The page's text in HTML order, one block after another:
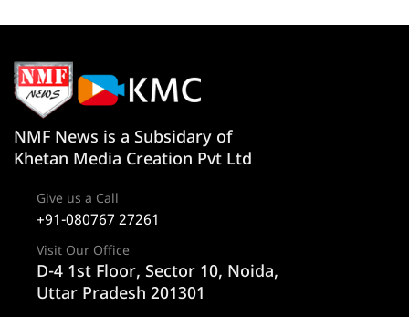
NMF News is a Subsidary of
Khetan Media Creation Pvt Ltd
Give us a Call
+91-080767 27261
Visit Our Office
D-4 1st Floor, Sector 10, Noida,
Uttar Pradesh 201301